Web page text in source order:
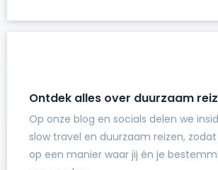
Ontdek alles over duurzaam
Op onze blog en socials delen we
slow travel en duurzaam reizen,
op een manier waar jij én je